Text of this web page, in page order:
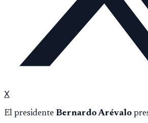
X
El presidente Bernardo Arévalo